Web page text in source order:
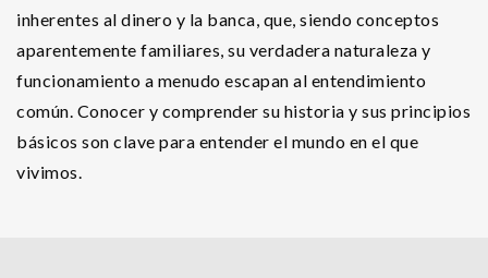
inherentes al dinero y la banca, que, siendo conceptos
aparentemente familiares, su verdadera naturaleza y
funcionamiento a menudo escapan al entendimiento
común. Conocer y comprender su historia y sus principios
básicos son clave para entender el mundo en el que
vivimos.